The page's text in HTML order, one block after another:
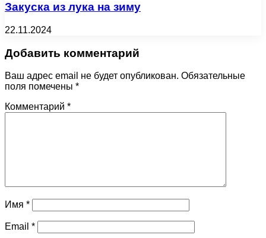
Закуска из лука на зиму
22.11.2024
Добавить комментарий
Ваш адрес email не будет опубликован. Обязательные
поля помечены *
Комментарий *
Имя *
Email *